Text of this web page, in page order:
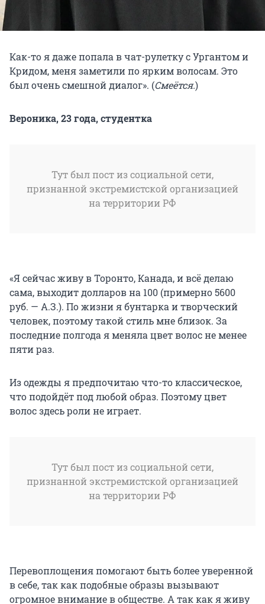
Как-то я даже попала в чат-рулетку с Ургантом и
Кридом, меня заметили по ярким волосам. Это
был очень смешной диалог». (Смеётся.)
Вероника, 23 года, студентка
Тут был пост из социальной сети,
признанной экстремистской организацией
на территории РФ
«Я сейчас живу в Торонто, Канада, и всё делаю
сама, выходит долларов на 100 (примерно 5600
руб. — А.З.). По жизни я бунтарка и творческий
человек, поэтому такой стиль мне близок. За
последние полгода я меняла цвет волос не менее
пяти раз.
Из одежды я предпочитаю что-то классическое,
что подойдёт под любой образ. Поэтому цвет
волос здесь роли не играет.
Тут был пост из социальной сети,
признанной экстремистской организацией
на территории РФ
Перевоплощения помогают быть более уверенной
в себе, так как подобные образы вызывают
огромное внимание в обществе. А так как я живу